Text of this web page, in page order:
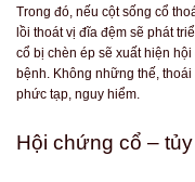
Trong đó, nếu cột sống cổ
lồi thoát vị đĩa đệm sẽ phát
cổ bị chèn ép sẽ xuất hiện
bệnh. Không những thế,
phức tạp, nguy hiểm.
Hội chứng cổ –